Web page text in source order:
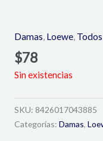
Damas Loewe,
$78
Sin existencias
SKU: 8426017043885
Categorías: Damas,